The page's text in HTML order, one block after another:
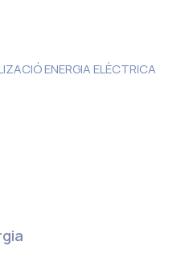
ENERGIA ELÈCTRICA